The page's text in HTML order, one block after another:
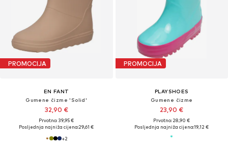
PROMOCIJA
EN FANT
Gumene čizme 'Solid'
32,90 €
Prvotno: 39,95 €
Posljednja najniža cijena:29,61 €
+2
PROMOCIJA
PLAYSHOES
Gumene čizme
23,90 €
Prvotno: 28,90 €
Posljednja najniža cijena:19,12 €